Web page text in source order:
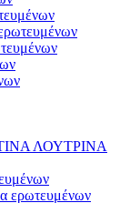
ΛΟΥΤΡΙΝΑ